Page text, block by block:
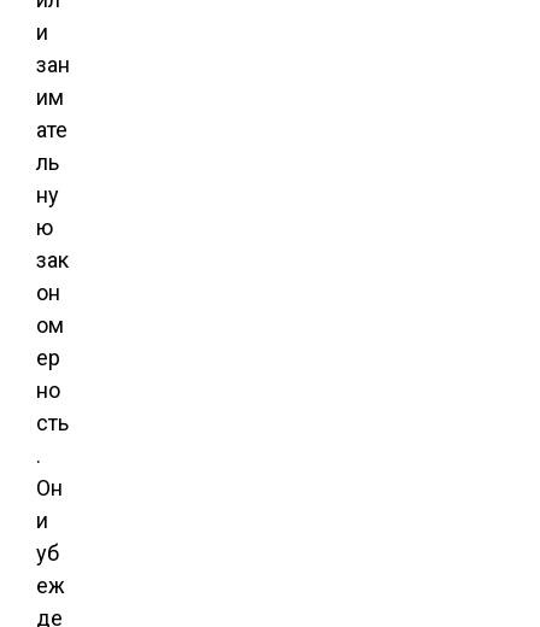
и
зан
им
ате
ль
ну
ю
зак
он
ом
ер
но
сть
.
Он
и
уб
еж
де